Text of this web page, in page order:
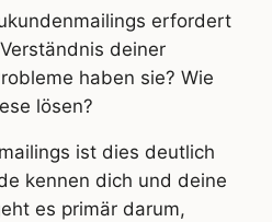
erfordert
deiner
haben sie? Wie
lösen?
ist dies deutlich
kennen dich und deine
es primär darum,